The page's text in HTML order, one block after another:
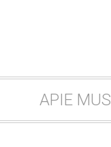
APIE MUS